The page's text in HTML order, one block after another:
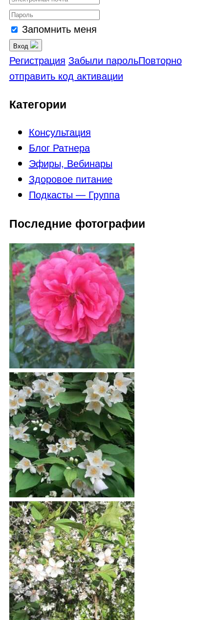
Запомнить меня
Вход
Регистрация Забыли парольПовторно
отправить код активации
Категории
Консультация
Блог Ратнера
Эфиры, Вебинары
Здоровое питание
Подкасты — Группа
Последние фотографии